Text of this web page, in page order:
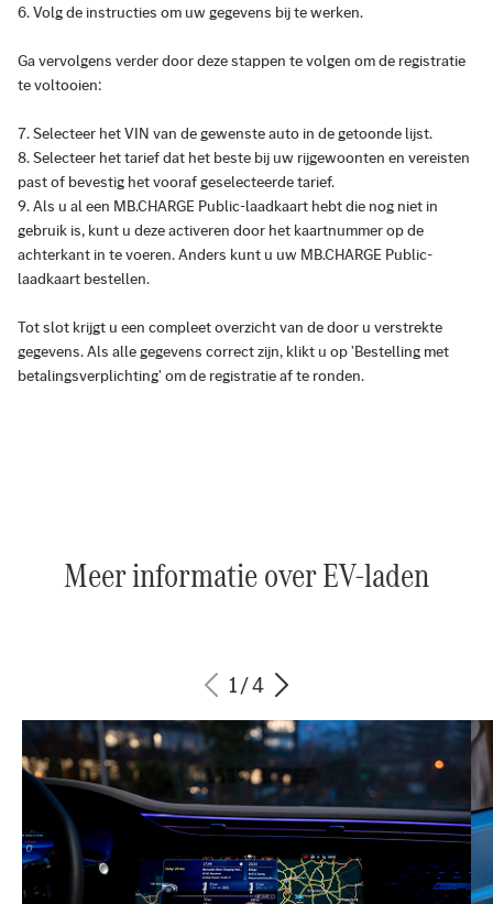
Volg de instructies om uw gegevens bij te werken.
Ga vervolgens verder door deze stappen te volgen om de registratie
te voltooien:
Selecteer het VIN van de gewenste auto in de getoonde lijst.
Selecteer het tarief dat het beste bij uw rijgewoonten en vereisten
past of bevestig het vooraf geselecteerde tarief.
Als u al een MB.CHARGE Public-laadkaart hebt die nog niet in
gebruik is, kunt u deze activeren door het kaartnummer op de
achterkant in te voeren. Anders kunt u uw MB.CHARGE Public-
laadkaart bestellen.
Tot slot krijgt u een compleet overzicht van de door u verstrekte
gegevens. Als alle gegevens correct zijn, klikt u op 'Bestelling met
betalingsverplichting' om de registratie af te ronden.
Meer informatie over EV-laden
1/4